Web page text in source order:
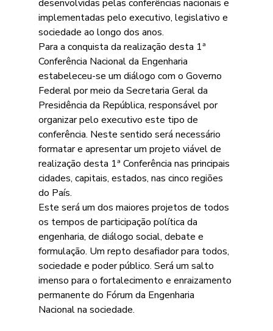
desenvolvidas pelas conferências nacionais e
implementadas pelo executivo, legislativo e
sociedade ao longo dos anos.
Para a conquista da realização desta 1ª
Conferência Nacional da Engenharia
estabeleceu-se um diálogo com o Governo
Federal por meio da Secretaria Geral da
Presidência da República, responsável por
organizar pelo executivo este tipo de
conferência. Neste sentido será necessário
formatar e apresentar um projeto viável de
realização desta 1ª Conferência nas principais
cidades, capitais, estados, nas cinco regiões
do País.
Este será um dos maiores projetos de todos
os tempos de participação política da
engenharia, de diálogo social, debate e
formulação. Um repto desafiador para todos,
sociedade e poder público. Será um salto
imenso para o fortalecimento e enraizamento
permanente do Fórum da Engenharia
Nacional na sociedade.